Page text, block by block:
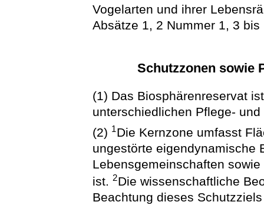
Vogelarten und ihrer
Absätze 1, 2 Nummer 1, 3
Schutzzonen sowie
(1) Das Biosphärenreservat
unterschiedlichen Pflege-
(2) 1Die Kernzone umfasst
ungestörte eigendynamische
Lebensgemeinschaften
ist.2Die wissenschaftliche
Beachtung dieses